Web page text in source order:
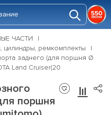
ЧАСТИ
цилиндры, ремкомплекты
заднего (для поршня Ø
Land Cruiser(20
поршня